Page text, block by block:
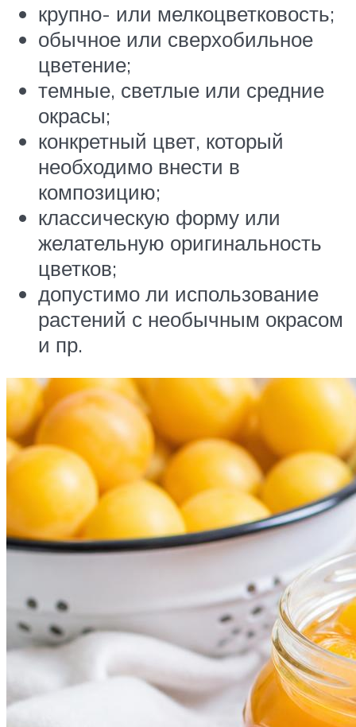
крупно- или мелкоцветковость;
обычное или сверхобильное
цветение;
темные, светлые или средние
окрасы;
конкретный цвет, который
необходимо внести в
композицию;
классическую форму или
желательную оригинальность
цветков;
допустимо ли использование
растений с необычным окрасом
и пр.